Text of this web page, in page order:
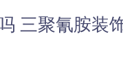
三聚氰胺装